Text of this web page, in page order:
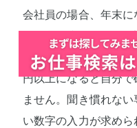
会社員の場合、年末
い、所得税の過不足
社に属さず収入を得
円以上になると自分
ません。聞き慣れな
い数字の入力が求め